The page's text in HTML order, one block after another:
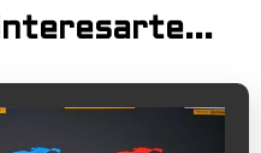
interesarte...